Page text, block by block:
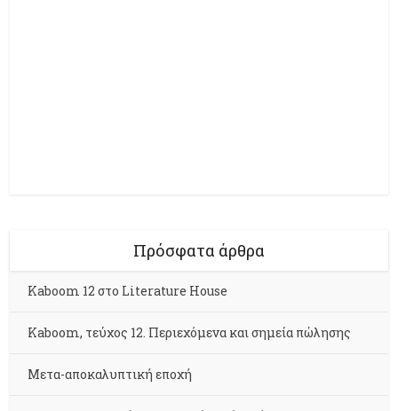
Πρόσφατα άρθρα
Kaboom 12 στο Literature House
Kaboom, τεύχος 12. Περιεχόμενα και σημεία πώλησης
Μετα-αποκαλυπτική εποχή